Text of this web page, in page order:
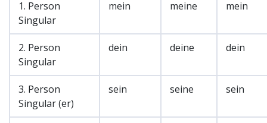
1. Person
Singular
mein meine mein
2. Person
Singular
dein deine dein
3. Person
Singular (er)
sein seine sein